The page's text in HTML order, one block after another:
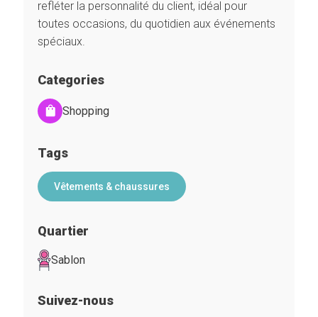
refléter la personnalité du client, idéal pour
toutes occasions, du quotidien aux événements
spéciaux.
Categories
Shopping
Tags
Vêtements & chaussures
Quartier
Sablon
Suivez-nous